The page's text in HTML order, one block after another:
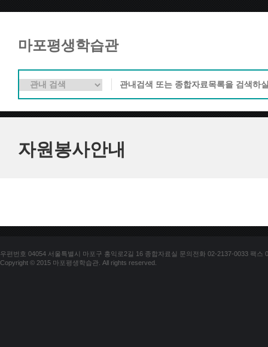
마포평생학습관
자원봉사안내
우편번호 04054 서울특별시 마포구 홍익로2길 16 종합자료실 문의전화 02-2137-0033 팩스
Copyright © 2015 마포평생학습관. All rights reserved.